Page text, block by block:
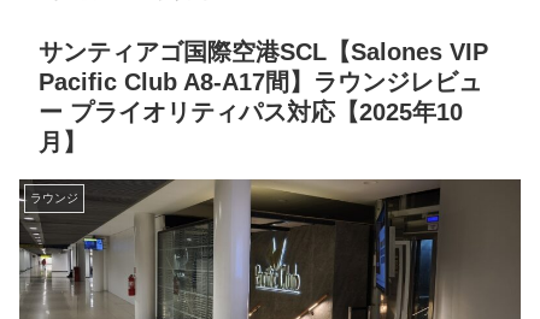
サンティアゴ国際空港SCL【Salones VIP
Pacific Club A8-A17間】ラウンジレビュ
ー プライオリティパス対応【2025年10
月】
ラウンジ